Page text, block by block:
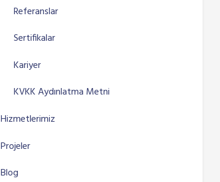
Referanslar
Sertifikalar
Kariyer
KVKK Aydınlatma Metni
Hizmetlerimiz
Projeler
Blog